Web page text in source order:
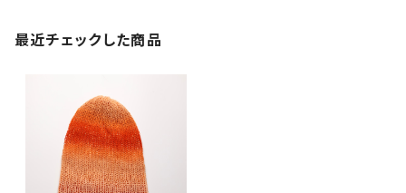
最近チェックした商品